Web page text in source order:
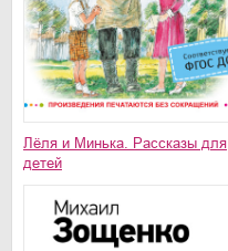
Лёля и Минька. Рассказы для
детей